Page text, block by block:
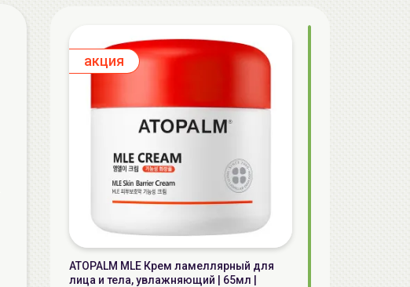
aкция
ATOPALM MLE Крем ламеллярный для
лица и тела, увлажняющий | 65мл |